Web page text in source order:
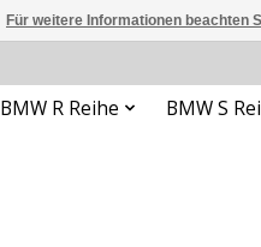
BMW R Reihe BMW S
Für weitere Informationen beachten